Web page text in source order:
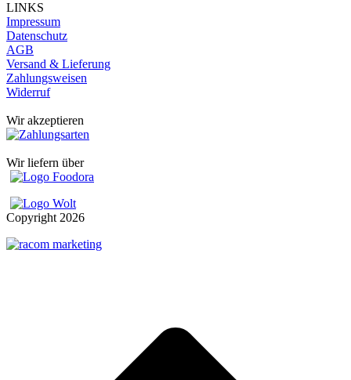
LINKS
Impressum
Datenschutz
AGB
Versand & Lieferung
Zahlungsweisen
Widerruf
Wir akzeptieren
Wir liefern über
Copyright 2026